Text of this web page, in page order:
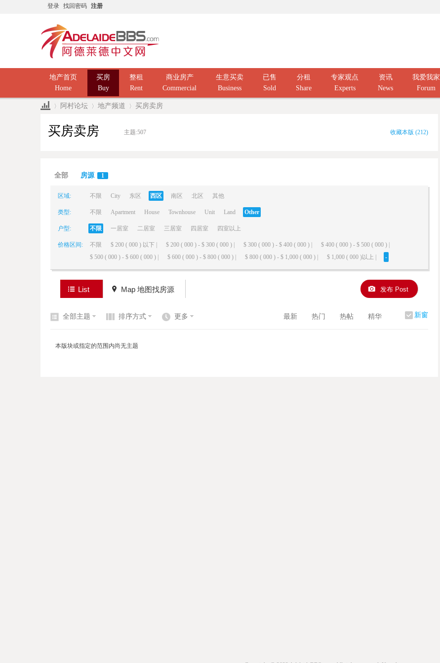
登录 找回密码 注册
地产首页
Home
买房
Buy
整租
Rent
商业房产
Commercial
生意买卖
Business
已售
Sold
分租
Share
专家观点
Experts
资讯
News
我爱我家
Forum
阿村论坛 地产频道 买房卖房
买房卖房 主题:507 收藏本版 (212)
全部 房源 1
区域: 不限 City 东区 西区 南区 北区 其他
类型: 不限 Apartment House Townhouse Unit Land Other
户型: 不限 一居室 二居室 三居室 四居室 四室以上
价格区间: 不限 $ 200 ( 000 ) 以下 | $ 200 ( 000 ) - $ 300 ( 000 ) | $ 300 ( 000 ) - $ 400 ( 000 ) |
$ 400 ( 000 ) - $ 500 ( 000 ) |
$ 500 ( 000 ) - $ 600 ( 000 ) |
$ 600 ( 000 ) - $ 800 ( 000 ) | $ 800 ( 000 ) - $ 1,000 ( 000 ) | $ 1,000 ( 000 )以上 | -
List Map 地图找房源 发布 Post
新窗
全部主题 排序方式 更多 最新 热门 热帖 精华
本版块或指定的范围内尚无主题